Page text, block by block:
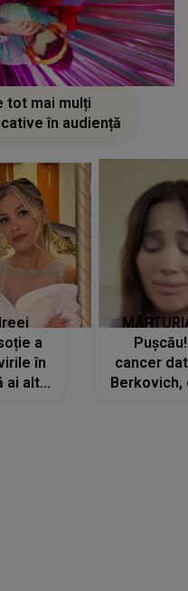
tot mai mulți
în audiență
a
în
ai altă
cancer
Berkovich,